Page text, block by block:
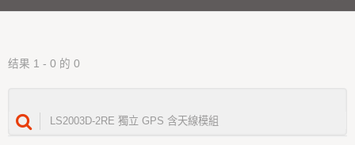
结果 1 - 0 的 0